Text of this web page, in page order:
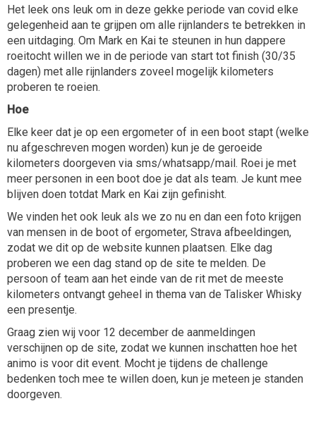
Het leek ons leuk om in deze gekke periode van covid elke
gelegenheid aan te grijpen om alle rijnlanders te betrekken in
een uitdaging. Om Mark en Kai te steunen in hun dappere
roeitocht willen we in de periode van start tot finish (30/35
dagen) met alle rijnlanders zoveel mogelijk kilometers
proberen te roeien.
Hoe
Elke keer dat je op een ergometer of in een boot stapt (welke
nu afgeschreven mogen worden) kun je de geroeide
kilometers doorgeven via sms/whatsapp/mail. Roei je met
meer personen in een boot doe je dat als team. Je kunt mee
blijven doen totdat Mark en Kai zijn gefinisht.
We vinden het ook leuk als we zo nu en dan een foto krijgen
van mensen in de boot of ergometer, Strava afbeeldingen,
zodat we dit op de website kunnen plaatsen. Elke dag
proberen we een dag stand op de site te melden. De
persoon of team aan het einde van de rit met de meeste
kilometers ontvangt geheel in thema van de Talisker Whisky
een presentje.
Graag zien wij voor 12 december de aanmeldingen
verschijnen op de site, zodat we kunnen inschatten hoe het
animo is voor dit event. Mocht je tijdens de challenge
bedenken toch mee te willen doen, kun je meteen je standen
doorgeven.